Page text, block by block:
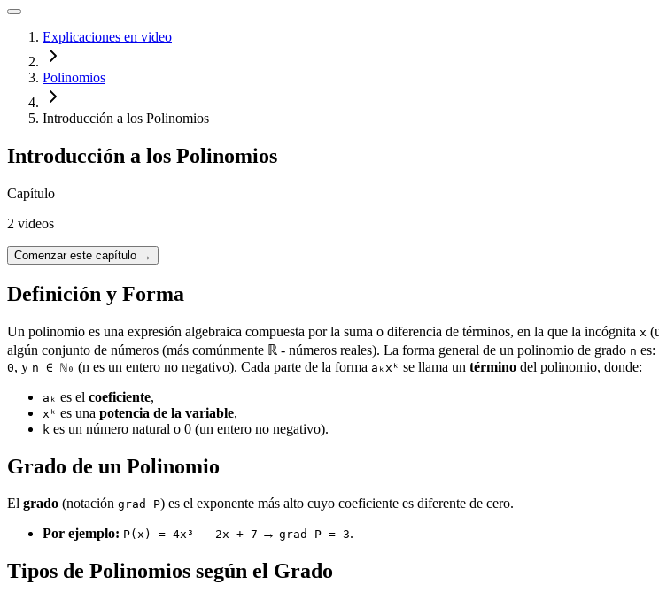
Explicaciones en video
Polinomios
Introducción a los Polinomios
Introducción a los Polinomios
Capítulo
2 videos
Comenzar este capítulo →
Definición y Forma
Un polinomio es una expresión algebraica compuesta por la suma o diferencia de términos, en la que la incógnita x
algún conjunto de números (más comúnmente ℝ - números reales). La forma general de un polinomio de grado n es:
0, y n ∈ ℕ₀ (n es un entero no negativo). Cada parte de la forma aₖxᵏ se llama un término del polinomio, donde:
aₖ es el coeficiente,
xᵏ es una potencia de la variable,
k es un número natural o 0 (un entero no negativo).
Grado de un Polinomio
El grado (notación grad P) es el exponente más alto cuyo coeficiente es diferente de cero.
Por ejemplo: P(x) = 4x³ – 2x + 7 → grad P = 3.
Tipos de Polinomios según el Grado